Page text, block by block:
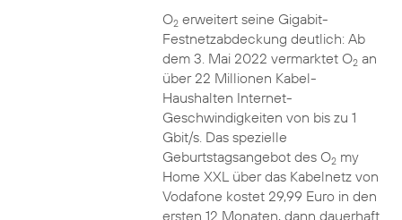
O2erweitert seine Gigabit-
Festnetzabdeckung deutlich: Ab
dem 3. Mai 2022 vermarktet O2an
über 22 Millionen Kabel-
Haushalten Internet-
Geschwindigkeiten von bis zu 1
Gbit/s. Das spezielle
Geburtstagsangebot des O2my
Home XXL über das Kabelnetz von
Vodafone kostet 29,99 Euro in den
ersten 12 Monaten, dann dauerhaft